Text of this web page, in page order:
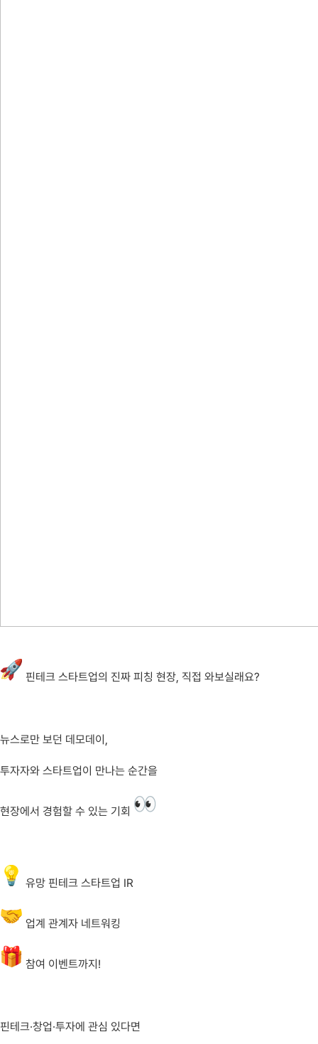
핀테크 스타트업의 진짜 피칭 현장, 직접 와보실래요?
뉴스로만 보던 데모데이,
투자자와 스타트업이 만나는 순간을
현장에서 경험할 수 있는 기회
유망 핀테크 스타트업 IR
업계 관계자 네트워킹
참여 이벤트까지!
핀테크·창업·투자에 관심 있다면